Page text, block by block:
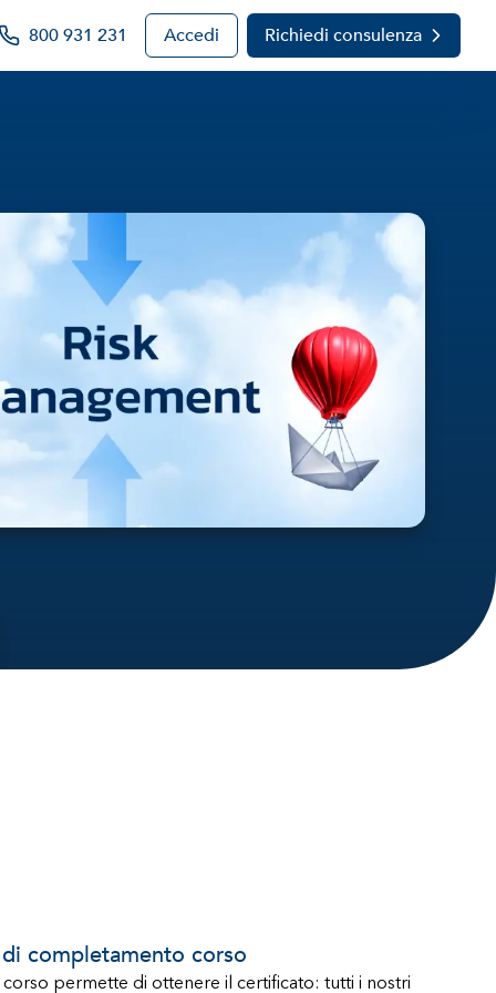
800 931 231 Accedi Richiedi consulenza
completamento corso
permette di ottenere il certificato: tutti i nostri